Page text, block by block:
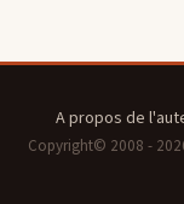
A propos de
Copyright© 2008 -